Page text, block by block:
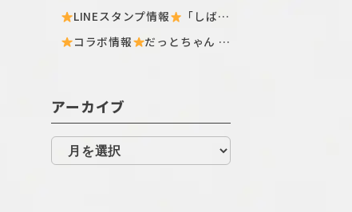
LINEスタンプ情報
「しばんばん」とLINEオープンチャットがコラボしたスタンプが初登場！
コラボ情報
だっとちゃん × はにくじランド
アーカイブ